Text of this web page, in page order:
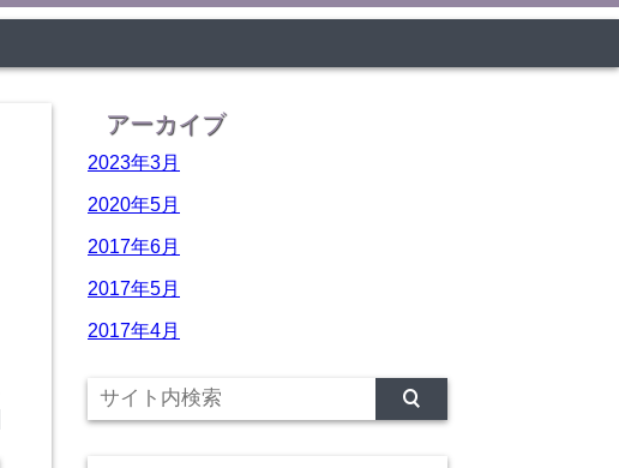
アーカイブ
2023年3月
2020年5月
2017年6月
2017年5月
2017年4月